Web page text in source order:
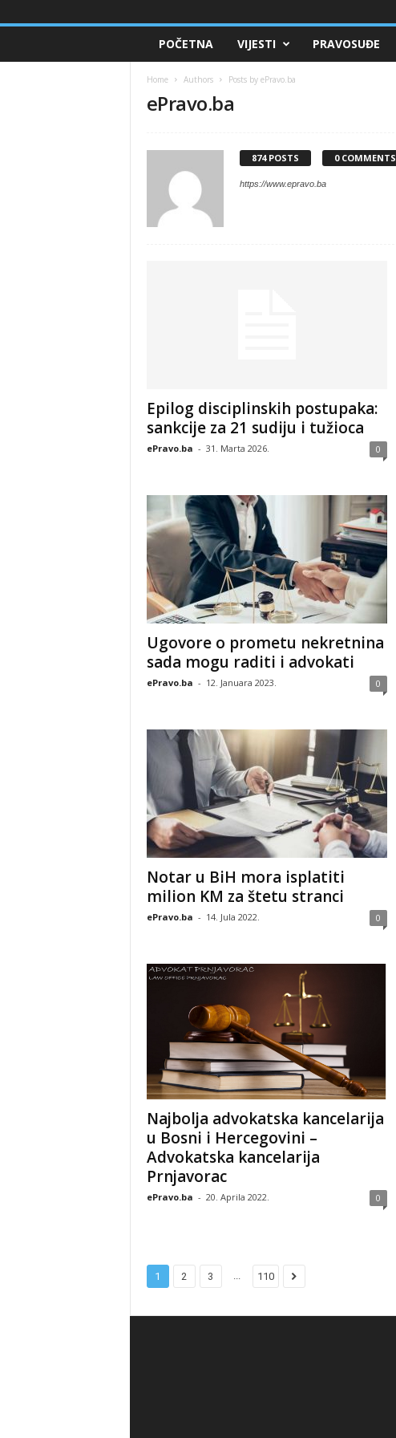
POČETNA VIJESTI PRAVOSUĐE
Home Authors Posts by ePravo.ba
ePravo.ba
874 POSTS 0 COMMENTS
https://www.epravo.ba
Epilog disciplinskih postupaka:
sankcije za 21 sudiju i tužioca
ePravo.ba - 31. Marta 2026. 0
Ugovore o prometu nekretnina
sada mogu raditi i advokati
ePravo.ba - 12. Januara 2023. 0
Notar u BiH mora isplatiti
milion KM za štetu stranci
ePravo.ba - 14. Jula 2022. 0
Najbolja advokatska kancelarija
u Bosni i Hercegovini –
Advokatska kancelarija
Prnjavorac
ePravo.ba - 20. Aprila 2022. 0
1 2 3 110